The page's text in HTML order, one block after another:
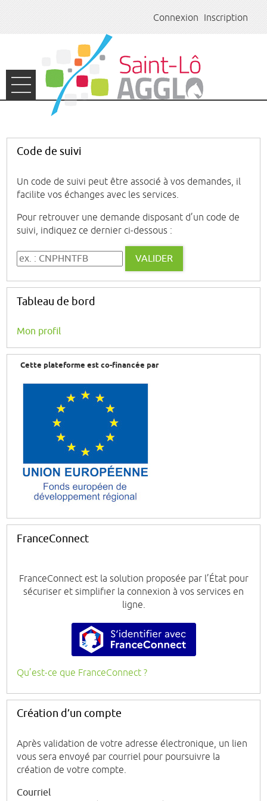
Connexion Inscription
Ouvrir le menu
ACCUEIL
ASSOCIATIONS
EMPLOI
E-CARTE KIOSKAGGLO
Code de suivi
Un code de suivi peut être associé à vos demandes, il
facilite vos échanges avec les services.
Pour retrouver une demande disposant d’un code de
suivi, indiquez ce dernier ci-dessous :
Code de suivi
VALIDER
Tableau de bord
Mon profil
Cette plateforme est co-financée par
FranceConnect
FranceConnect est la solution proposée par l’État pour
sécuriser et simplifier la connexion à vos services en
ligne.
S’identifier avec FranceConnect
Qu’est-ce que FranceConnect ?
Création d’un compte
Après validation de votre adresse électronique, un lien
vous sera envoyé par courriel pour poursuivre la
création de votre compte.
Courriel
*